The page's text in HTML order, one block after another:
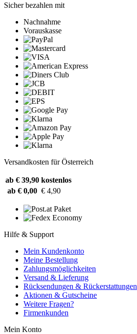
Sicher bezahlen mit
Nachnahme
Vorauskasse
Versandkosten für Österreich
ab € 39,90 kostenlos
ab € 0,00 € 4,90
Hilfe & Support
Mein Kundenkonto
Meine Bestellung
Zahlungsmöglichkeiten
Versand & Lieferung
Rücksendungen & Rückerstattungen
Aktionen & Gutscheine
Weitere Fragen?
Firmenkunden
Mein Konto